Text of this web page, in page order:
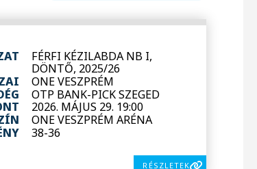
FÉRFI KÉZILABDA NB I,
DÖNTŐ, 2025/26
ONE VESZPRÉM
OTP BANK-PICK SZEGED
2026. MÁJUS 29. 19:00
ONE VESZPRÉM ARÉNA
38-36
RÉSZLETEK